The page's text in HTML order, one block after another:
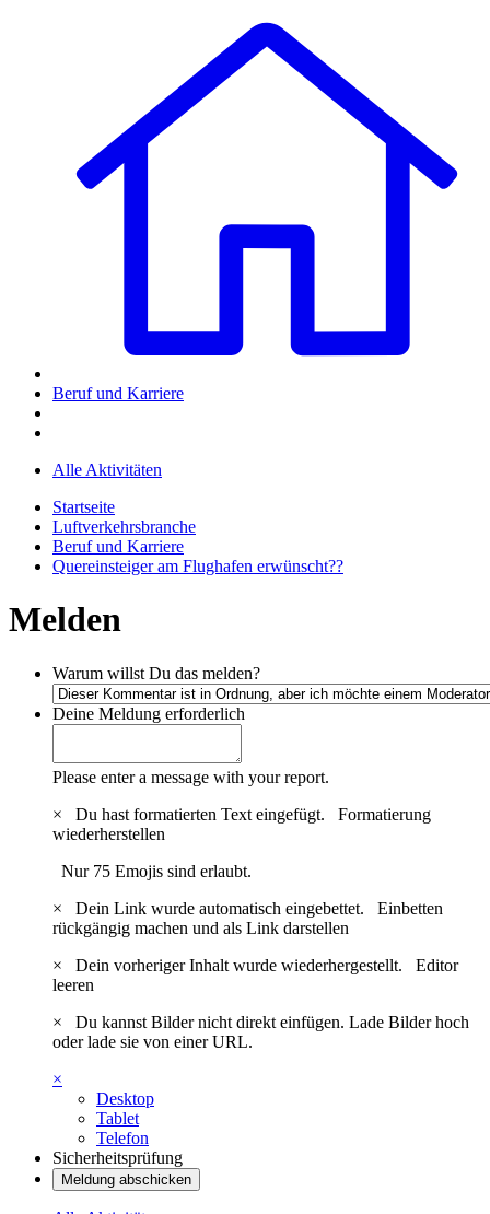
Beruf und Karriere
Alle Aktivitäten
Startseite
Luftverkehrsbranche
Beruf und Karriere
Quereinsteiger am Flughafen erwünscht??
Melden
Warum willst Du das melden?
Deine Meldung erforderlich
Please enter a message with your report.
×
Du hast formatierten Text eingefügt. Formatierung
wiederherstellen
Nur 75 Emojis sind erlaubt.
×
Dein Link wurde automatisch eingebettet. Einbetten
rückgängig machen und als Link darstellen
×
Dein vorheriger Inhalt wurde wiederhergestellt. Editor
leeren
×
Du kannst Bilder nicht direkt einfügen. Lade Bilder hoch
oder lade sie von einer URL.
×
Desktop
Tablet
Telefon
Sicherheitsprüfung
Meldung abschicken